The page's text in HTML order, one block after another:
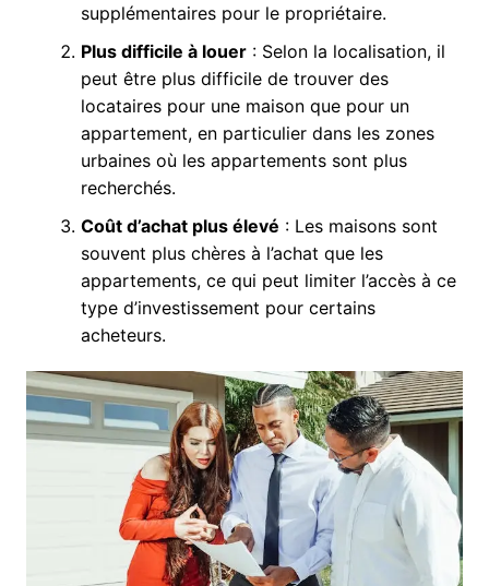
supplémentaires pour le propriétaire.
Plus difficile à louer: Selon la localisation, il
peut être plus difficile de trouver des
locataires pour une maison que pour un
appartement, en particulier dans les zones
urbaines où les appartements sont plus
recherchés.
Coût d’achat plus élevé : Les maisons sont
souvent plus chères à l’achat que les
appartements, ce qui peut limiter l’accès à ce
type d’investissement pour certains
acheteurs.